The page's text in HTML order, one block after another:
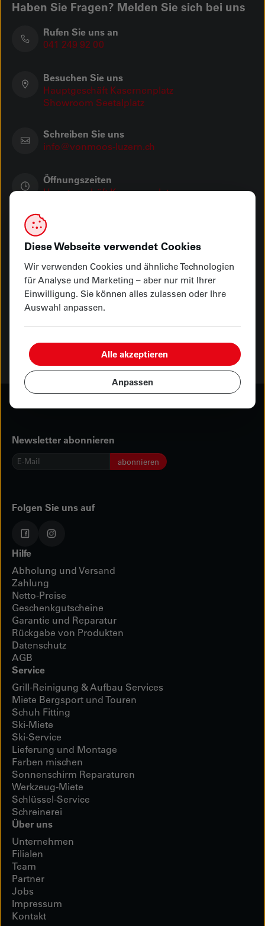
Haben Sie Fragen? Melden Sie sich bei uns
Rufen Sie uns an
041 249 92 00
Besuchen Sie uns
Hauptgeschäft Kasernenplatz
Showroom Seetalplatz
Schreiben Sie uns
info@vonmoos-luzern.ch
Öffnungszeiten
Hauptgeschäft Kasernenplatz
Ihre Zahlungsmöglichkeiten
Abholung oder Lieferung
Newsletter abonnieren
E-
abonnieren
Folgen Sie uns auf
Hilfe
Abholung und Versand
Zahlung
Netto-Preise
Geschenkgutscheine
Garantie und Reparatur
Rückgabe von Produkten
Datenschutz
AGB
Service
Grill-Reinigung & Aufbau Services
Miete Bergsport und Touren
Schuh Fitting
Ski-Miete
Ski-Service
Lieferung und Montage
Farben mischen
Sonnenschirm Reparaturen
Werkzeug-Miete
Schlüssel-Service
Schreinerei
Über uns
Unternehmen
Filialen
Team
Partner
Jobs
Impressum
Kontakt
Diese Webseite verwendet Cookies
Wir verwenden Cookies und ähnliche Technologien
für Analyse und Marketing – aber nur mit Ihrer
Einwilligung. Sie können alles zulassen oder Ihre
Auswahl anpassen.
Anpassen
Alle akzeptieren